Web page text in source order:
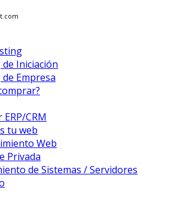
Iniciación
Empresa
CRM
tu web
Web
Privada
de Sistemas / Servidores